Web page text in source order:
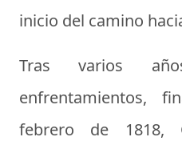
inicio del camino
Tras varios
enfrentamientos,
febrero de 1818,